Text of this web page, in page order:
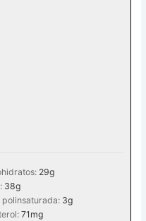
29g
38g
polinsaturada: 3g
71 mg